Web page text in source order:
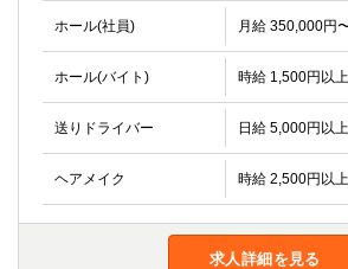
ホール(社員) 月給 350,000円
ホール(バイト) 時給 1,500円以上
送りドライバー 日給 5,000円以上
ヘアメイク 時給 2,500円以上
求人詳細を見る